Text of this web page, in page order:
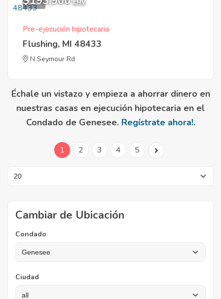
1 EMV
Pre-ejecución hipotecaria
Flushing, MI 48433
N Seymour Rd
Échale un vistazo y empieza a ahorrar dinero en
nuestras casas en ejecución hipotecaria en el
Condado de Genesee. Regístrate ahora!.
1 2 3 4 5
Cambiar de Ubicación
Condado
Ciudad